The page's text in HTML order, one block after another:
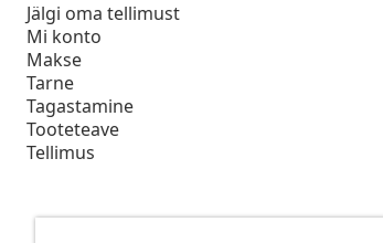
Jälgi oma tellimust
Mi konto
Makse
Tarne
Tagastamine
Tooteteave
Tellimus